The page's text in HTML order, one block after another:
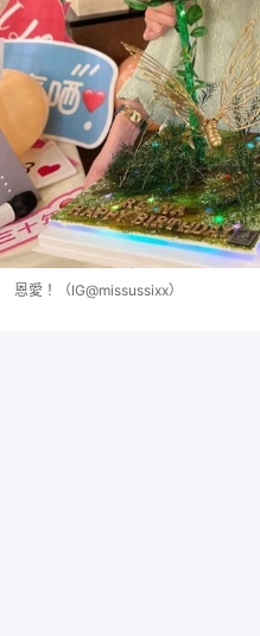
恩愛！（IG@missussixx）